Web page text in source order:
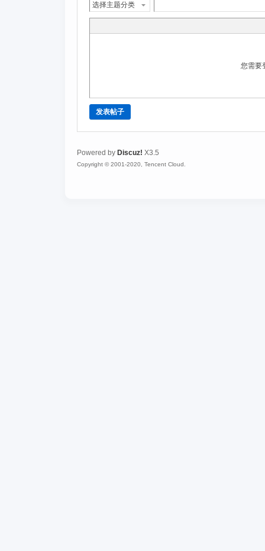
选择主题分类
您需要
发表帖子
Powered by Discuz! X3.5
Copyright © 2001-2020, Tencent Cloud.